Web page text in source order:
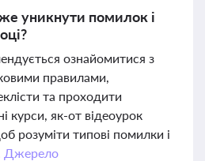
уникнути помилок і
ознайомитися з
правилами,
та проходити
курси, як-от відеоурок
розуміти типові помилки і
Джерело